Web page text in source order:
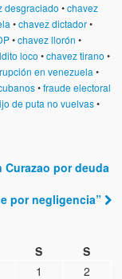
desgraciado •chavez
•chavez dictador•
•chavez llorón •
loco •chavez tirano •
en venezuela •
•fraude electoral
de puta no vuelvas•
Curazao por deuda
por negligencia”
S
S
1
2